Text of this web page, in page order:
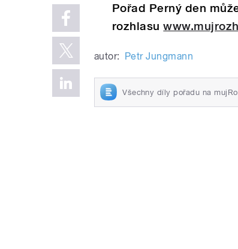
Pořad Perný den
rozhlasu
autor: Petr Jungmann
Všechny díly pořadu na